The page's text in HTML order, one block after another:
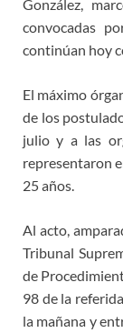
González,
convocadas
continúan hoy
El máximo
de los
julio y a las
representaron
25 años.
Al acto,
Tribunal
de
98 de la
la mañana y